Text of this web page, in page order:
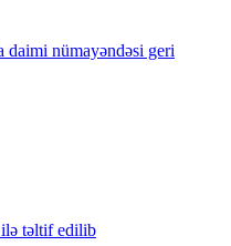
daimi nümayəndəsi geri
təltif edilib